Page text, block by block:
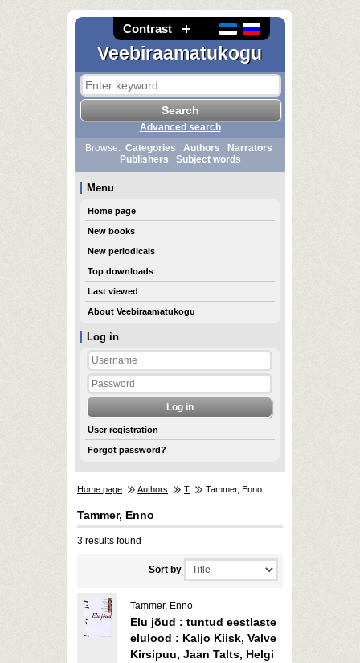
Contrast
Veebiraamatukogu
Log in
User registration
Forgot password?
Advanced search
Browse: Categories Authors
Narrators
Publishers
Subject words
Menu
Home page
New books
New periodicals
Top downloads
Last viewed
About Veebiraamatukogu
Home page Authors T Tammer, Enno
Tammer, Enno
3 results found
Sort by
Tammer, Enno
Elu jõud : tuntud eestlaste
elulood : Kaljo Kiisk, Valve
Kirsipuu, Jaan Talts, Helgi